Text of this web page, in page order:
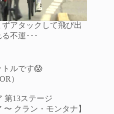
アタックして飛び出
不運･･･
トルです😱
）
第13ステージ
〜 クラン・モンタナ】